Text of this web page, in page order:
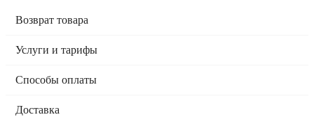
Возврат товара
Услуги и тарифы
Способы оплаты
Доставка